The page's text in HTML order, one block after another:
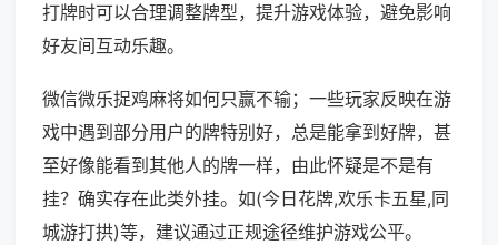
打牌时可以合理调整牌型，提升游戏体验，避免影响
好友间互动乐趣。
微信微乐捉鸡麻将如何只赢不输；一些玩家反映在游
戏中遇到部分用户的牌特别好，总是能拿到好牌，甚
至好像能看到其他人的牌一样，由此怀疑是不是有
挂？确实存在此类外挂。如(今日花牌,欢乐卡五星,同
城游打拱)等，建议通过正规途径维护游戏公平。